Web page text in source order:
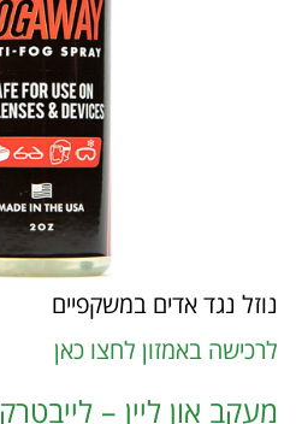
נוזל נגד אדים במשקפיים
לרכישה באמזון לחצו כאן
מעקב און ליין – לייבטרק